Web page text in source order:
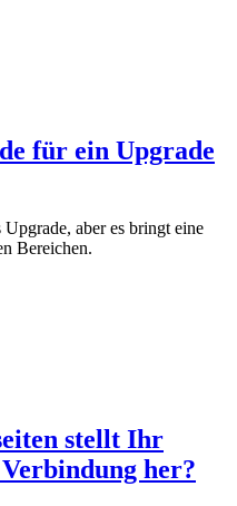
für ein Upgrade
aber es bringt eine
Bereichen.
stellt Ihr
her?